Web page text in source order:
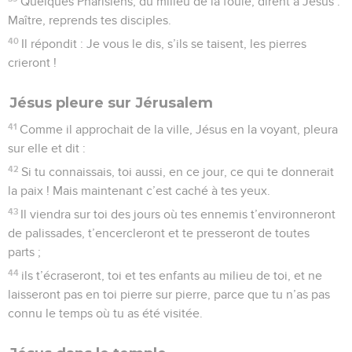
Maître, reprends tes disciples.
40 Il répondit : Je vous le dis, s’ils se taisent, les pierres
crieront !
Jésus pleure sur Jérusalem
41 Comme il approchait de la ville, Jésus en la voyant, pleura
sur elle et dit :
42 Si tu connaissais, toi aussi, en ce jour, ce qui te donnerait
la paix ! Mais maintenant c’est caché à tes yeux.
43 Il viendra sur toi des jours où tes ennemis t’environneront
de palissades, t’encercleront et te presseront de toutes
parts ;
44 ils t’écraseront, toi et tes enfants au milieu de toi, et ne
laisseront pas en toi pierre sur pierre, parce que tu n’as pas
connu le temps où tu as été visitée.